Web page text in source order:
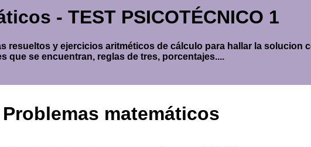
- TEST PSICOTÉCNICO 1
resueltos y ejercicios aritméticos de cálculo para hallar la solucion
que se encuentran, reglas de tres, porcentajes....
matemáticos